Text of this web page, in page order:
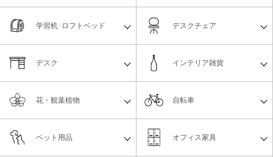
学習机･ロフトベッド デスクチェア
デスク インテリア雑貨
花・観葉植物 自転車
ペット用品 オフィス家具